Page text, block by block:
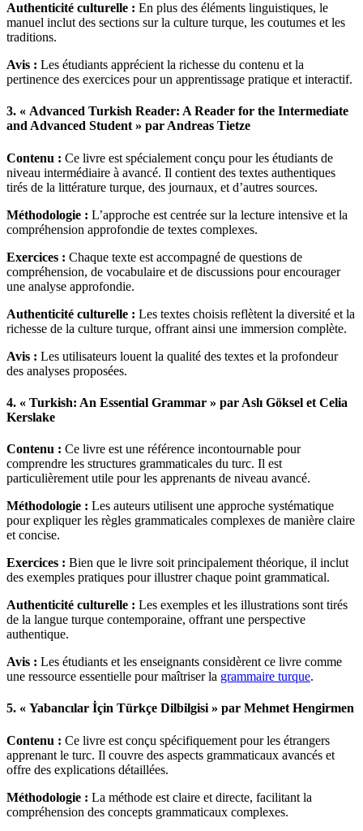
Authenticité culturelle : En plus des éléments linguistiques, le
manuel inclut des sections sur la culture turque, les coutumes et les
traditions.
Avis : Les étudiants apprécient la richesse du contenu et la
pertinence des exercices pour un apprentissage pratique et interactif.
3. « Advanced Turkish Reader: A Reader for the Intermediate
and Advanced Student » par Andreas Tietze
Contenu : Ce livre est spécialement conçu pour les étudiants de
niveau intermédiaire à avancé. Il contient des textes authentiques
tirés de la littérature turque, des journaux, et d’autres sources.
Méthodologie : L’approche est centrée sur la lecture intensive et la
compréhension approfondie de textes complexes.
Exercices : Chaque texte est accompagné de questions de
compréhension, de vocabulaire et de discussions pour encourager
une analyse approfondie.
Authenticité culturelle : Les textes choisis reflètent la diversité et la
richesse de la culture turque, offrant ainsi une immersion complète.
Avis : Les utilisateurs louent la qualité des textes et la profondeur
des analyses proposées.
4. « Turkish: An Essential Grammar » par Aslı Göksel et Celia
Kerslake
Contenu : Ce livre est une référence incontournable pour
comprendre les structures grammaticales du turc. Il est
particulièrement utile pour les apprenants de niveau avancé.
Méthodologie : Les auteurs utilisent une approche systématique
pour expliquer les règles grammaticales complexes de manière claire
et concise.
Exercices : Bien que le livre soit principalement théorique, il inclut
des exemples pratiques pour illustrer chaque point grammatical.
Authenticité culturelle : Les exemples et les illustrations sont tirés
de la langue turque contemporaine, offrant une perspective
authentique.
Avis : Les étudiants et les enseignants considèrent ce livre comme
une ressource essentielle pour maîtriser la grammaire turque.
5. « Yabancılar İçin Türkçe Dilbilgisi » par Mehmet Hengirmen
Contenu : Ce livre est conçu spécifiquement pour les étrangers
apprenant le turc. Il couvre des aspects grammaticaux avancés et
offre des explications détaillées.
Méthodologie : La méthode est claire et directe, facilitant la
compréhension des concepts grammaticaux complexes.